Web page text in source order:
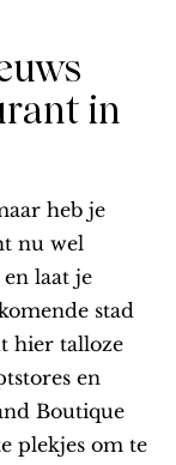
in
heb je
nu wel
laat je
stad
hier talloze
en
Boutique
plekjes om te